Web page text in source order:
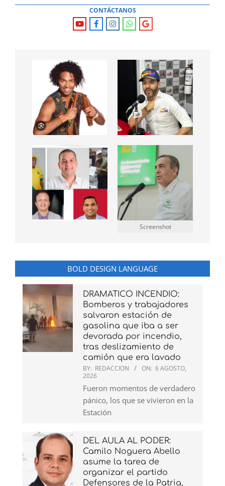
CONTÁCTANOS
Screenshot
BOLD DESIGN LANGUAGE
DRAMATICO INCENDIO:
Bomberos y trabajadores
salvaron estación de
gasolina que iba a ser
devorada por incendio,
tras deslizamiento de
camión que era lavado
BY: REDACCION ON: 6 AGOSTO,
2026
Fueron momentos de verdadero
pánico, los que se vivieron en la
Estación
DEL AULA AL PODER:
Camilo Noguera Abello
asume la tarea de
organizar el partido
Defensores de la Patria,